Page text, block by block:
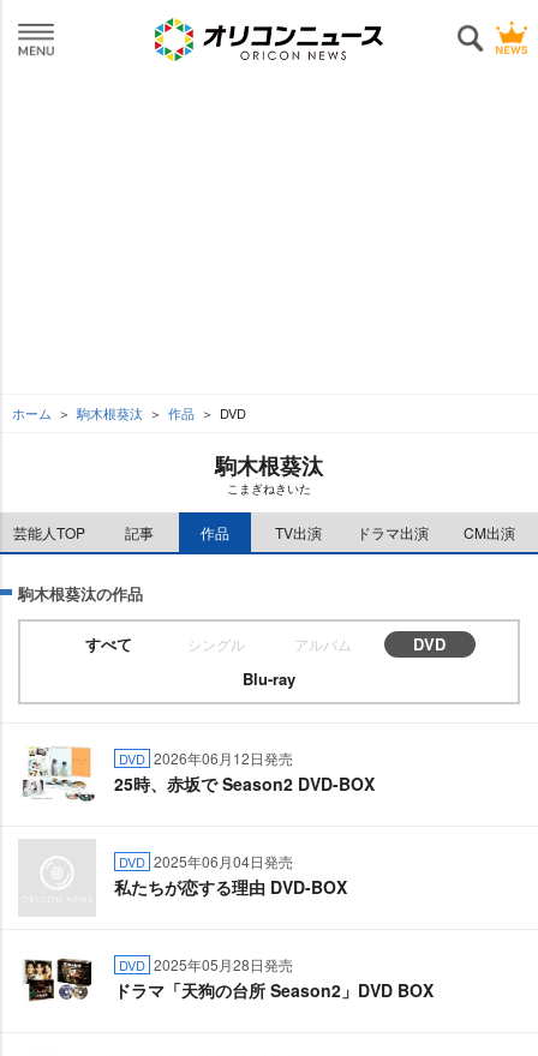
ホーム 駒木根葵汰 作品 DVD
駒木根葵汰
こまぎねきいた
芸能人TOP 記事 作品 TV出演 ドラマ出演 CM出演
駒木根葵汰の作品
すべて シングル アルバム
DVD
Blu-ray
DVD 2026年06月12日発売
25時、赤坂で Season2 DVD-BOX
DVD 2025年06月04日発売
私たちが恋する理由 DVD-BOX
DVD 2025年05月28日発売
ドラマ「天狗の台所 Season2」DVD BOX